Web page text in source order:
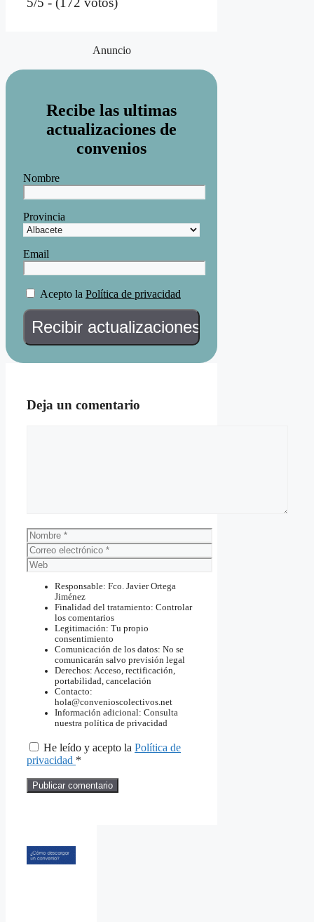
Anuncio
Recibe las ultimas
actualizaciones de
convenios
Nombre
Provincia
Email
Acepto la Política de privacidad
Deja un comentario
Nombre
Correo
electrónico
Web
Responsable: Fco. Javier Ortega
Jiménez
Finalidad del tratamiento: Controlar
los comentarios
Legitimación: Tu propio
consentimiento
Comunicación de los datos: No se
comunicarán salvo previsión legal
Derechos: Acceso, rectificación,
portabilidad, cancelación
Contacto:
hola@convenioscolectivos.net
Información adicional: Consulta
nuestra política de privacidad
He leído y acepto la Política de
privacidad *